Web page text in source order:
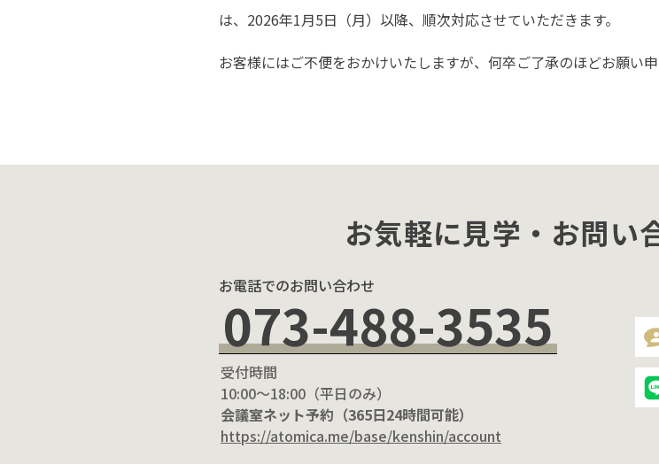
は、2026年1月5日（月）以降、順次対応させていただきます。
お客様にはご不便をおかけいたしますが、何卒ご了承のほどお願い申
お気軽に見学・お問い
お電話でのお問い合わせ
073-488-3535
受付時間
10:00〜18:00（平日のみ）
会議室ネット予約（365日24時間可能）
https://atomica.me/base/kenshin/account